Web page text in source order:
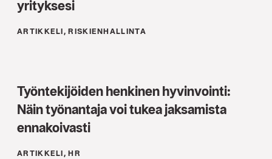
yrityksesi
ARTIKKELI, RISKIENHALLINTA
Työntekijöiden henkinen hyvinvointi:
Näin työnantaja voi tukea jaksamista
ennakoivasti
ARTIKKELI, HR